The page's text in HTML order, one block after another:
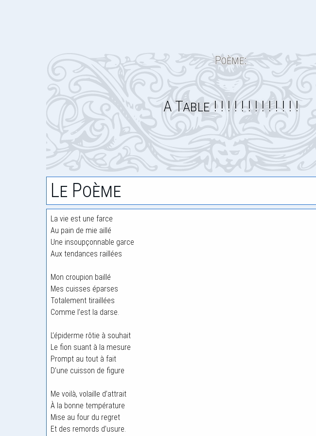
Poème:
A Table ! ! ! ! ! ! ! ! ! ! ! ! !
Le Poème
La vie est une farce
Au pain de mie aillé
Une insoupçonnable garce
Aux tendances raillées
Mon croupion baillé
Mes cuisses éparses
Totalement tiraillées
Comme l’est la darse.
L’épiderme rôtie à souhait
Le fion suant à la mesure
Prompt au tout à fait
D’une cuisson de figure
Me voilà, volaille d’attrait
À la bonne température
Mise au four du regret
Et des remords d’usure.